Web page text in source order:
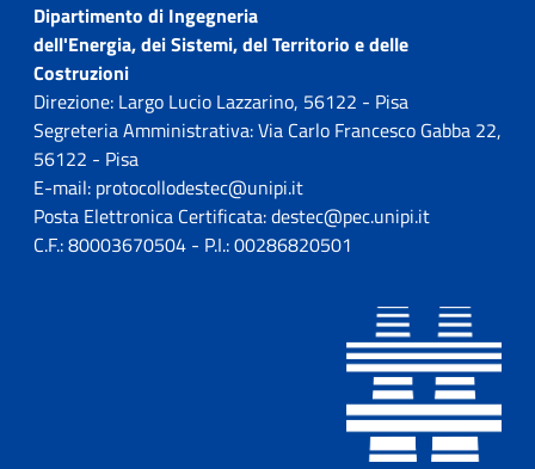
Dipartimento di Ingegneria
dell'Energia, dei Sistemi, del Territorio e delle
Costruzioni
Direzione: Largo Lucio Lazzarino, 56122 - Pisa
Segreteria Amministrativa: Via Carlo Francesco Gabba 22,
56122 - Pisa
E-mail: protocollodestec@unipi.it
Posta Elettronica Certificata: destec@pec.unipi.it
C.F.: 80003670504 - P.I.: 00286820501